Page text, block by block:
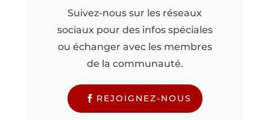
Suivez-nous sur les réseaux
sociaux pour des infos spéciales
ou échanger avec les membres
de la communauté.
REJOIGNEZ-NOUS